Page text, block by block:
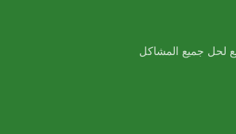
لحل جميع المشاكل